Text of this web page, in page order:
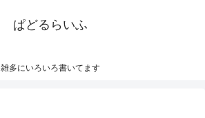
ぱどるらいふ
雑多にいろいろ書いてます